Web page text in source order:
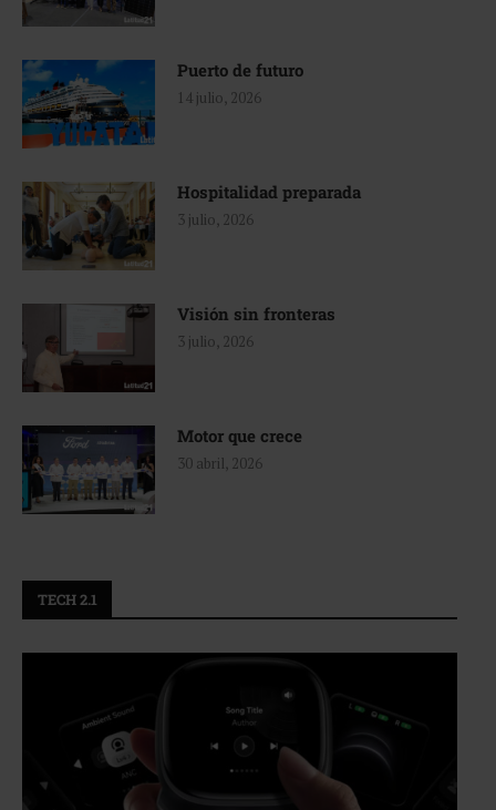
Puerto de futuro
14 julio, 2026
Hospitalidad preparada
3 julio, 2026
Visión sin fronteras
3 julio, 2026
Motor que crece
30 abril, 2026
TECH 2.1